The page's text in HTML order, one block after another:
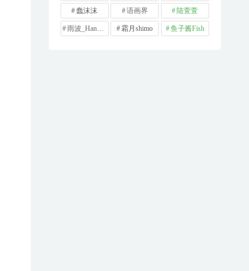
蠢沫沫 语画界 陆萱萱
雨波_HaneAme 霜月shimo 鱼子酱Fish